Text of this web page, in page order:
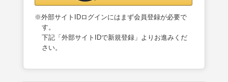
※外部サイトIDログインにはまず会員登録が必要で
す。
下記「外部サイトIDで新規登録」よりお進みくだ
さい。